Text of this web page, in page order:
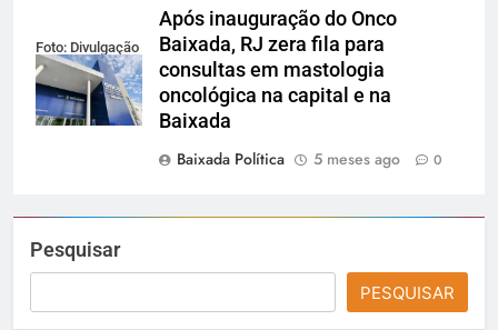
Foto: Divulgação
Após inauguração do Onco
Baixada, RJ zera fila para
consultas em mastologia
oncológica na capital e na
Baixada
Baixada Política
5 meses ago 0
Pesquisar
PESQUISAR